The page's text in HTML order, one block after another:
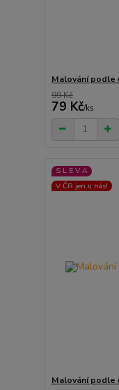
Malování podle
99 Kč
79 Kč/ks
S L E V A
V ČR jen u nás!
Malování podle